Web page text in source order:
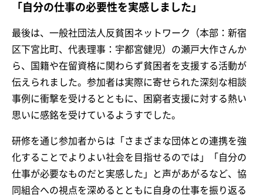
「自分の仕事の必要性を実感しました」
最後は、一般社団法人反貧困ネットワーク（本部：新宿
区下宮比町、代表理事：宇都宮健児）の瀬戸大作さんか
ら、国籍や在留資格に関わらず貧困者を支援する活動が
伝えられました。参加者は実際に寄せられた深刻な相談
事例に衝撃を受けるとともに、困窮者支援に対する熱い
思いに感銘を受けているようすでした。
研修を通じ参加者からは「さまざまな団体との連携を強
化することでよりよい社会を目指せるのでは」「自分の
仕事が必要なものだと実感した」と声があがるなど、協
同組合への視点を深めるとともに自身の仕事を振り返る